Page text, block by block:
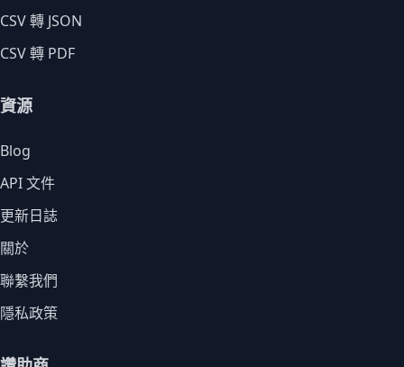
CSV 轉 JSON
CSV 轉 PDF
資源
Blog
API 文件
更新日誌
關於
聯繫我們
隱私政策